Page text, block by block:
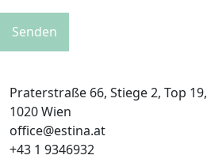
Praterstraße 66, Stiege 2, Top 19,
1020 Wien
office@estina.at
+43 1 9346932